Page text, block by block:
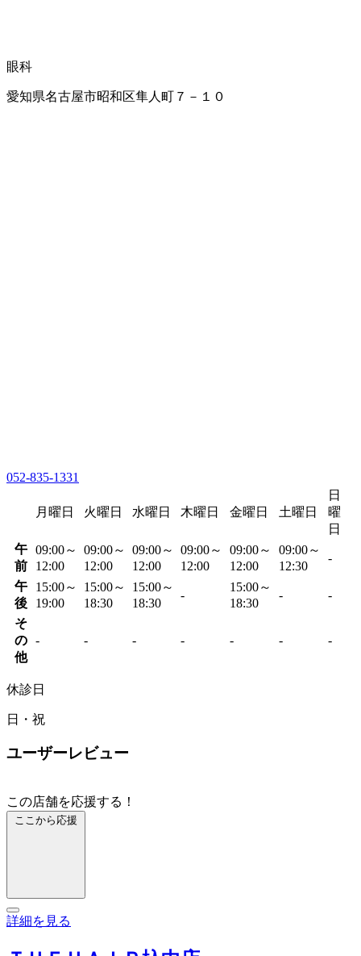
眼科
愛知県名古屋市昭和区隼人町７－１０
052-835-1331
月曜日 火曜日 水曜日 木曜日 金曜日 土曜日
日
曜
日
午
前
09:00～
12:00
09:00～
12:00
09:00～
12:00
09:00～
12:00
09:00～
12:00
09:00～
12:30
-
午
後
15:00～
19:00
15:00～
18:30
15:00～
18:30
-
15:00～
18:30
- -
そ
の
他
- - - - - - -
休診日
日・祝
ユーザーレビュー
この店舗を応援する！
ここから応援
詳細を見る